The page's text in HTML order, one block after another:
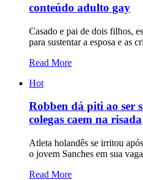
conteúdo adulto gay
Casado e pai de dois filhos,
para sustentar a esposa e as
Read More
Hot
Robben dá piti ao ser
colegas caem na risada
Atleta holandês se irritou
o jovem Sanches em sua vaga
Read More